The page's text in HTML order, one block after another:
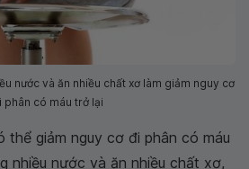
nước và ăn nhiều chất xơ làm giảm nguy cơ
phân có máu trở lại
thể giảm nguy cơ đi phân có máu
nhiều nước và ăn nhiều chất xơ,